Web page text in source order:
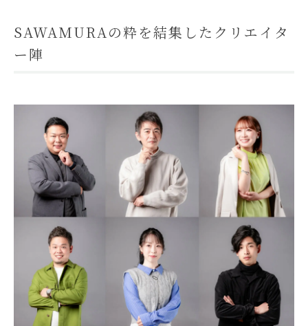
SAWAMURAの粋を結集したクリエイタ
ー陣